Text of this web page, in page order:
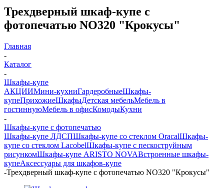
Трехдверный шкаф-купе с
фотопечатью NO320 "Крокусы"
Главная
-
Каталог
-
Шкафы-купе
АКЦИИМини-кухниГардеробныеШкафы-
купеПрихожиеШкафыДетская мебельМебель в
гостиннуюМебель в офисКомодыКухни
-
Шкафы-купе с фотопечатью
Шкафы-купе ЛДСПШкафы-купе со стеклом OracalШкафы-
купе со стеклом LacobelШкафы-купе с пескоструйным
рисункомШкафы-купе ARISTO NOVAВстроенные шкафы-
купеАксессуары для шкафов-купе
-Трехдверный шкаф-купе с фотопечатью NO320 "Крокусы"